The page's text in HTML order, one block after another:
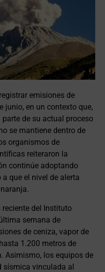
emisiones de
junio, en un contexto que,
de su actual proceso
se mantiene dentro de
organismos de
reiteraron la
continúe adoptando
que el nivel de alerta
reciente del Instituto
semana de
de ceniza, vapor de
1.200 metros de
Asimismo, los equipos de
sísmica vinculada al